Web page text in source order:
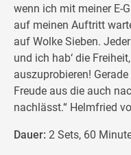
wenn ich mit meiner E-
auf meinen Auftritt
auf Wolke Sieben.
und ich hab‘ die
auszuprobieren!
Freude aus die auch
nachlässt.“ Helmfried
Dauer: 2 Sets, 60